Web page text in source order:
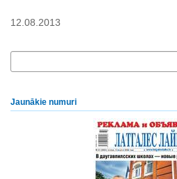
12.08.2013
Jaunākie numuri